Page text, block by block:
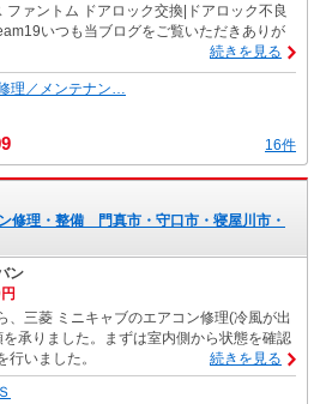
ファントム ドアロック交換|ドアロック不良
いつも当ブログをご覧いただきありが
続きを見る
理／メンテナン…
16件
理・整備 門真市・守口市・寝屋川市・
ン
、三菱 ミニキャブのエアコン修理(冷風が出
承りました。まずは室内側から状態を確認
行いました。
続きを見る